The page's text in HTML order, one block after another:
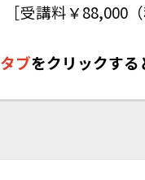
［受講料￥88,000（
タブをクリックする